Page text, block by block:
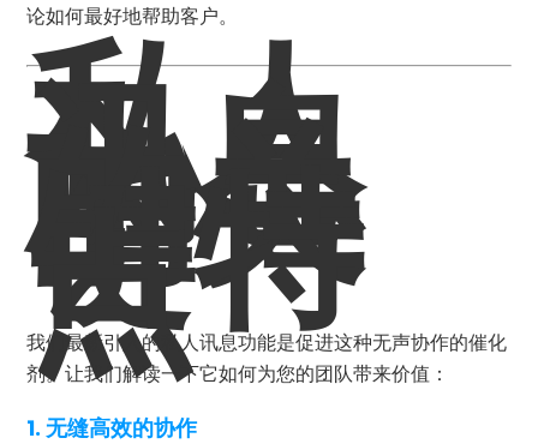
论如何最好地帮助客户。
私人
讯息
的关
键特
点
我们最新引入的私人讯息功能是促进这种无声协作的催化
剂。让我们解读一下它如何为您的团队带来价值：
1.无缝高效的协作